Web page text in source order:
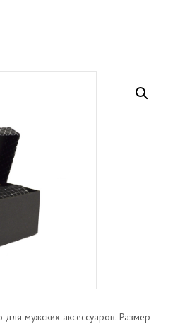
мужских аксессуаров. Размер